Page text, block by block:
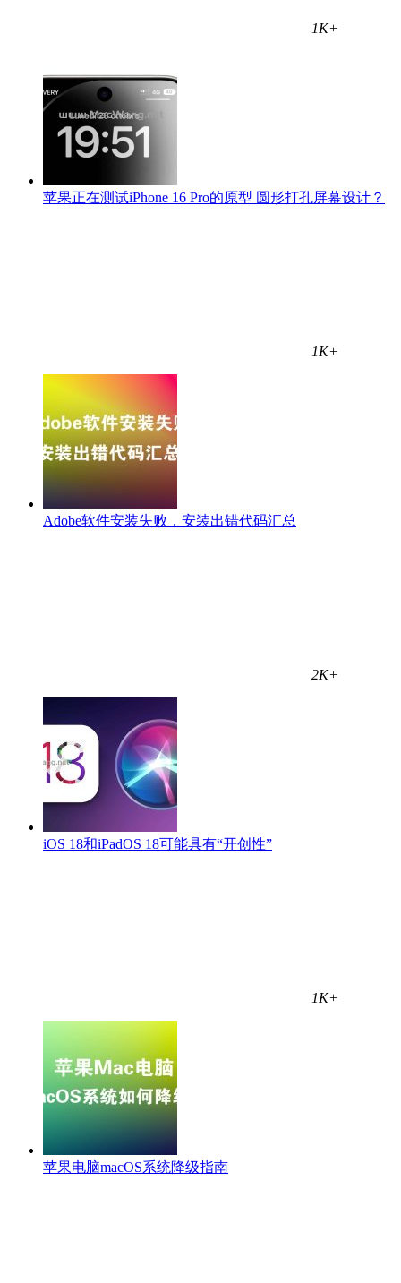
1K+
苹果正在测试iPhone 16 Pro的原型 圆形打孔屏幕设计？
1K+
Adobe软件安装失败，安装出错代码汇总
2K+
iOS 18和iPadOS 18可能具有“开创性”
1K+
苹果电脑macOS系统降级指南